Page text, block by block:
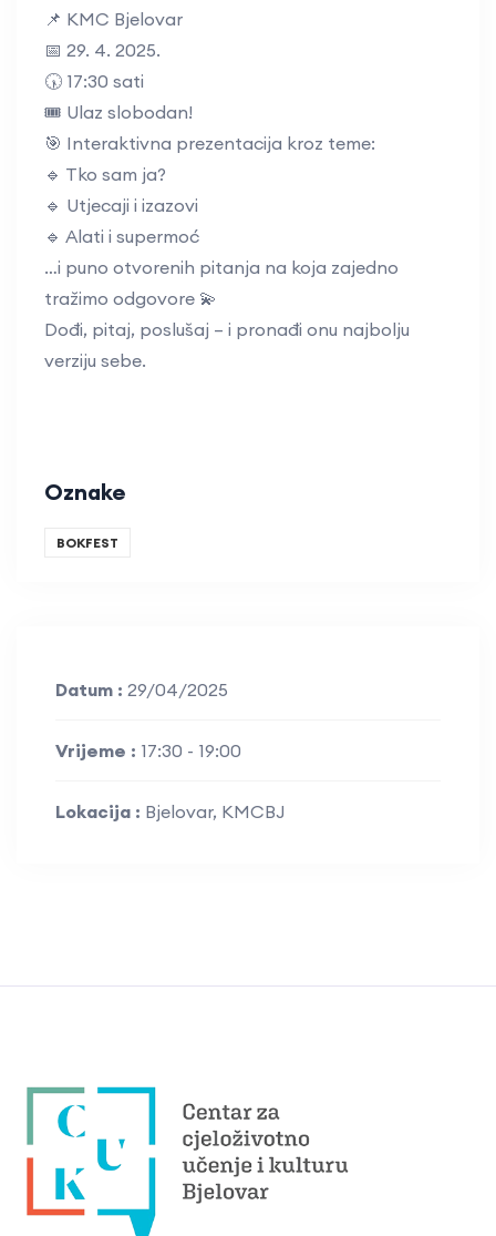
📌 KMC Bjelovar
📅 29. 4. 2025.
🕠 17:30 sati
🎟️ Ulaz slobodan!
🎯 Interaktivna prezentacija kroz teme:
🔹 Tko sam ja?
🔹 Utjecaji i izazovi
🔹 Alati i supermoć
…i puno otvorenih pitanja na koja zajedno
tražimo odgovore 💫
Dođi, pitaj, poslušaj – i pronađi onu najbolju
verziju sebe.
Oznake
BOKFEST
Datum : 29/04/2025
Vrijeme : 17:30 - 19:00
Lokacija : Bjelovar, KMCBJ